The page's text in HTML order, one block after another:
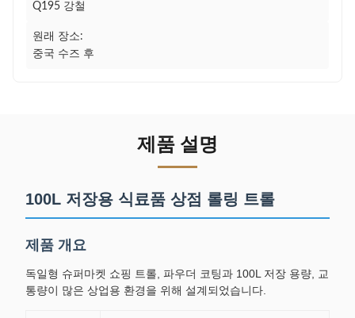
Q195 강철
원래 장소:
중국 수즈 후
제품 설명
100L 저장용 식료품 상점 롤링 트롤
제품 개요
독일형 슈퍼마켓 쇼핑 트롤, 파우더 코팅과 100L 저장 용량, 교
통량이 많은 상업용 환경을 위해 설계되었습니다.